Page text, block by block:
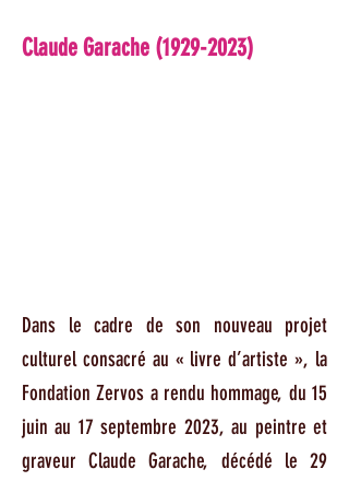
Claude Garache (1929-2023)
Dans le cadre de son nouveau projet
culturel consacré au « livre d’artiste », la
Fondation Zervos a rendu hommage, du 15
juin au 17 septembre 2023, au peintre et
graveur Claude Garache, décédé le 29